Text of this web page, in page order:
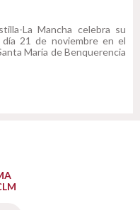
La Mancha celebra su
día 21 de noviembre en el
María de Benquerencia